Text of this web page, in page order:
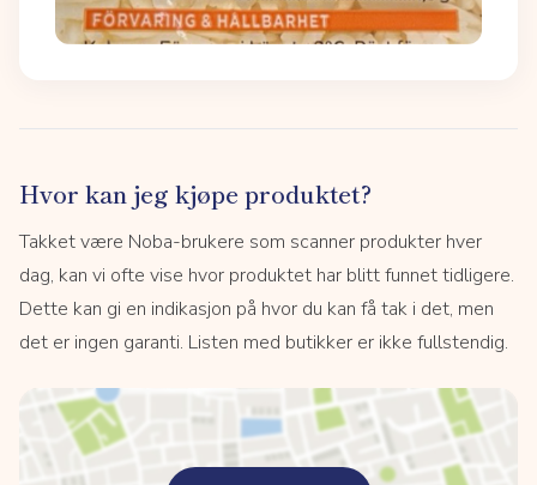
Hvor kan jeg kjøpe produktet?
Takket være Noba-brukere som scanner produkter hver
dag, kan vi ofte vise hvor produktet har blitt funnet tidligere.
Dette kan gi en indikasjon på hvor du kan få tak i det, men
det er ingen garanti. Listen med butikker er ikke fullstendig.